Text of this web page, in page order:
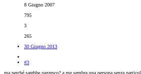
8 Giugno 2007
795
3
265
30 Giugno 2013
#3
ma perché sarebbe pazzesco? a me sembra una persona senza